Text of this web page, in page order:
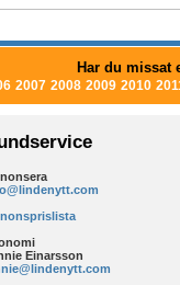
Har du missat
2007 2008 2009 2010
Einarsson